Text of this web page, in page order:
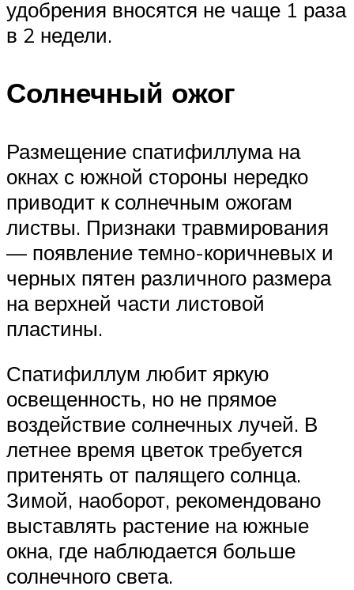
удобрения вносятся не чаще 1 раза
в 2 недели.
Солнечный ожог
Размещение спатифиллума на
окнах с южной стороны нередко
приводит к солнечным ожогам
листвы. Признаки травмирования
— появление темно-коричневых и
черных пятен различного размера
на верхней части листовой
пластины.
Спатифиллум любит яркую
освещенность, но не прямое
воздействие солнечных лучей. В
летнее время цветок требуется
притенять от палящего солнца.
Зимой, наоборот, рекомендовано
выставлять растение на южные
окна, где наблюдается больше
солнечного света.